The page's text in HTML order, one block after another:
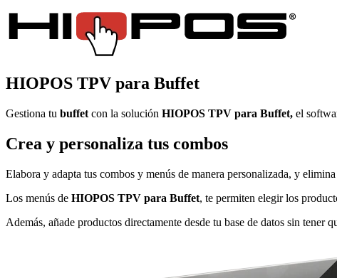
HIOPOS TPV para Buffet
Gestiona tu buffet con la solución HIOPOS TPV para Buffet, el
Crea y personaliza tus combos
Elabora y adapta tus combos y menús de manera personalizada, y
Los menús de HIOPOS TPV para Buffet, te permiten elegir los
Además, añade productos directamente desde tu base de datos sin tener